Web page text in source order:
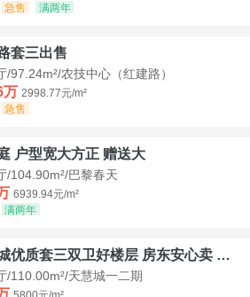
急售 满两年
套三出售
/97.24m²/农技中心（红建路）
万 2998.77元/m²
急售
户型宽大方正 赠送大
/104.90m²/巴黎春天
6939.94元/m²
满两年
天慧城优质套三双卫好楼层 房东安心卖 价格好谈
/110.00m²/天慧城一二期